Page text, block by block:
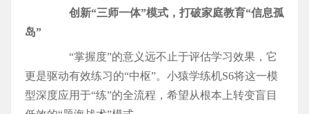
创新“三师一体”模式，打破家庭教育“信息孤
岛”
“掌握度”的意义远不止于评估学习效果，它
更是驱动有效练习的“中枢”。小猿学练机S6将这一模
型深度应用于“练”的全流程，希望从根本上转变盲目